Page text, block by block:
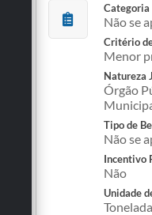
Categoria
Não se
Critério
Menor
Natureza
Órgão
Tipo de
Não se
Incentivo
Não
Unidade
Tonelada